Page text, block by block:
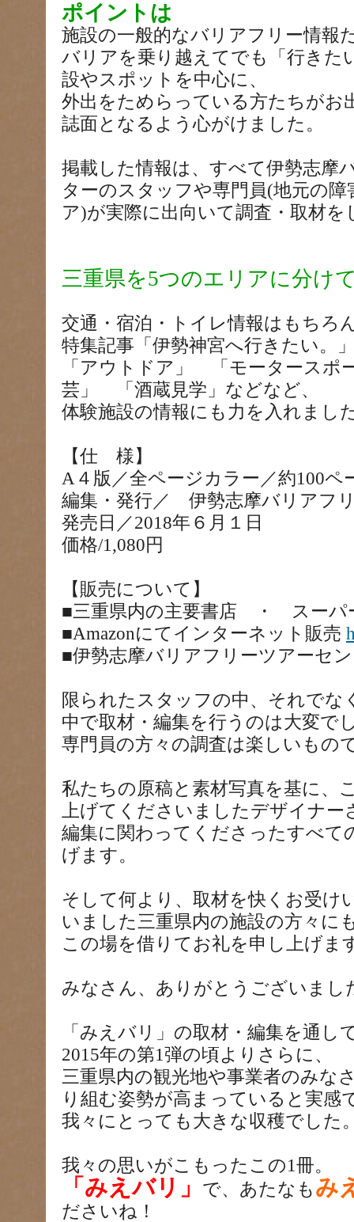
ポイントは
施設の一般的なバリアフリー情報
バリアを乗り越えてでも「行きた
設やスポットを中心に、
外出をためらっている方たちがお
誌面となるよう心がけました。
掲載した情報は、すべて伊勢志摩
ターのスタッフや専門員(地元の
ア)が実際に出向いて調査・取材を
三重県を5つのエリアに分け
交通・宿泊・トイレ情報はもちろ
特集記事「伊勢神宮へ行きたい。
「アウトドア」 「モータースポ
芸」 「酒蔵見学」などなど、
体験施設の情報にも力を入れまし
【仕 様】
A４版／全ページカラー／約100ペ
編集・発行／ 伊勢志摩バリアフ
発売日／2018年６月１日
価格/1,080円
【販売について】
■三重県内の主要書店 ・ スーパ
■Amazonにてインターネット販売
■伊勢志摩バリアフリーツアーセ
限られたスタッフの中、それでな
中で取材・編集を行うのは大変で
専門員の方々の調査は楽しいもの
私たちの原稿と素材写真を基に、
上げてくださいましたデザイナー
編集に関わってくださったすべて
げます。
そして何より、取材を快くお受け
いました三重県内の施設の方々に
この場を借りてお礼を申し上げま
みなさん、ありがとうございまし
「みえバリ」の取材・編集を通し
2015年の第1弾の頃よりさらに、
三重県内の観光地や事業者のみな
り組む姿勢が高まっていると実感
我々にとっても大きな収穫でした
我々の思いがこもったこの1冊。
「みえバリ」 で、あたなもみ
ださいね！